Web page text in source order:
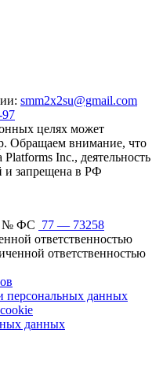
smm2x2su@gmail.com
97
целях может
Обращаем внимание, что
Inc., деятельность
и запрещена в РФ
№ ФС 77 — 73258
ответственностью
ответственностью
персональных данных
данных